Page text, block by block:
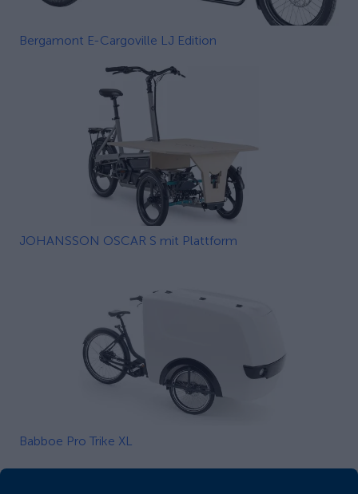
Bergamont E-Cargoville LJ Edition
JOHANSSON OSCAR S mit Plattform
Babboe Pro Trike XL